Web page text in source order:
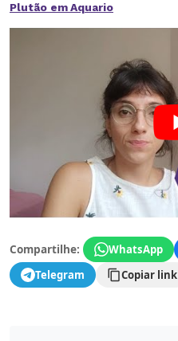
Plutão em Aquario
Compartilhe: WhatsApp
Telegram
Copiar link